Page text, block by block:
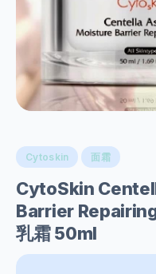
Cytoskin 面霜
CytoSkin
Barrier
乳霜 50ml